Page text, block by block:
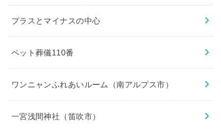
プラスとマイナスの中心
ペット葬儀110番
ワンニャンふれあいルーム（南アルプス市）
一宮浅間神社（笛吹市）